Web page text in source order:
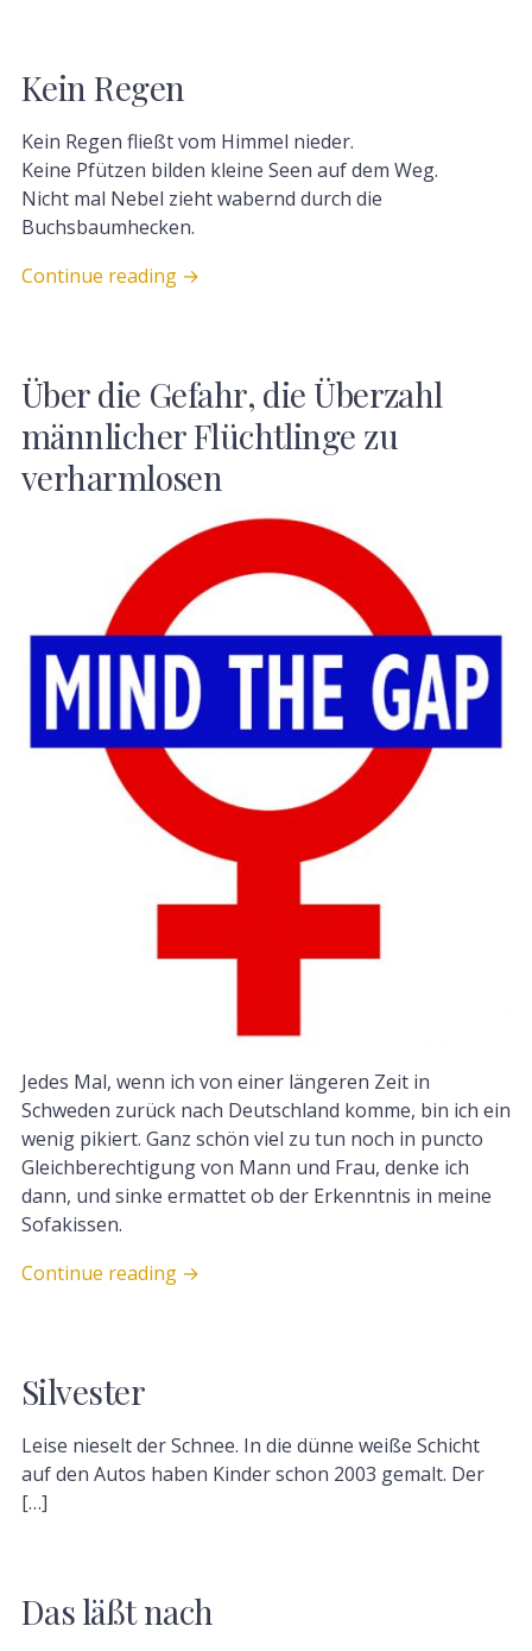
Kein Regen
Kein Regen fließt vom Himmel nieder.
Keine Pfützen bilden kleine Seen auf dem Weg.
Nicht mal Nebel zieht wabernd durch die
Buchsbaumhecken.
Continue reading →
Über die Gefahr, die Überzahl
männlicher Flüchtlinge zu
verharmlosen
Jedes Mal, wenn ich von einer längeren Zeit in
Schweden zurück nach Deutschland komme, bin ich ein
wenig pikiert. Ganz schön viel zu tun noch in puncto
Gleichberechtigung von Mann und Frau, denke ich
dann, und sinke ermattet ob der Erkenntnis in meine
Sofakissen.
Continue reading →
Silvester
Leise nieselt der Schnee. In die dünne weiße Schicht
auf den Autos haben Kinder schon 2003 gemalt. Der
[…]
Das läßt nach